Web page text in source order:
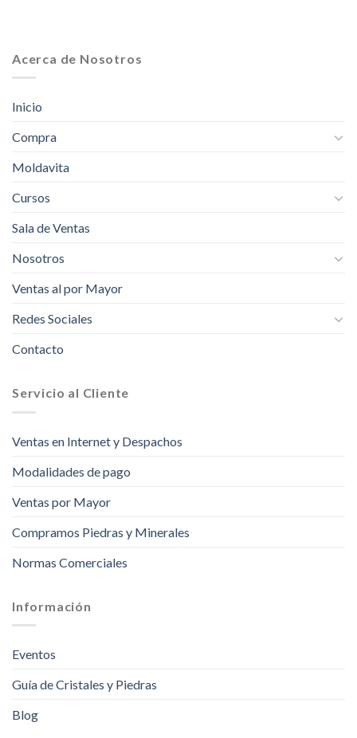
Acerca de Nosotros
Inicio
Compra
Moldavita
Cursos
Sala de Ventas
Nosotros
Ventas al por Mayor
Redes Sociales
Contacto
Servicio al Cliente
Ventas en Internet y Despachos
Modalidades de pago
Ventas por Mayor
Compramos Piedras y Minerales
Normas Comerciales
Información
Eventos
Guía de Cristales y Piedras
Blog